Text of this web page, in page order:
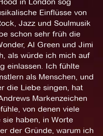
Einflüsse von
Jazz und Soulmusik
schon sehr früh die
Al Green und Jimi
als würde ich mich auf
einlassen. Ich fühlte
als Menschen, und
die Liebe singen, hat
Markenzeichen
von denen viele
haben, in Worte
der Gründe, warum ich